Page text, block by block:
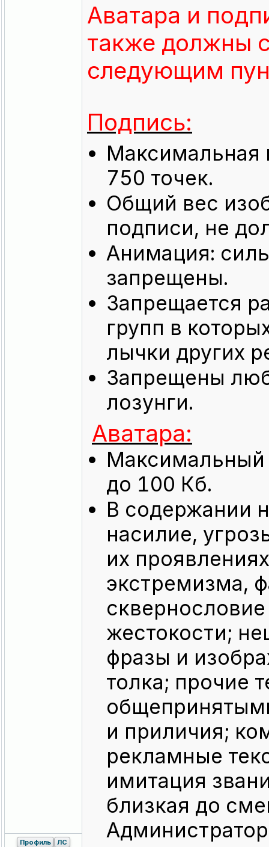
Аватара и
также должны
следующим
Подпись:
Максимальная
750 точек.
Общий вес
подписи, не
Анимация:
запрещены.
Запрещается
групп в
лычки других
Запрещены
лозунги.
Aватара:
Максимальный
до 100 Кб.
В содержании
насилие,
их
экстремизма,
жестокости;
фразы и
толка; прочие
и приличия;
рекламные
имитация
близкая до
Профиль ЛС